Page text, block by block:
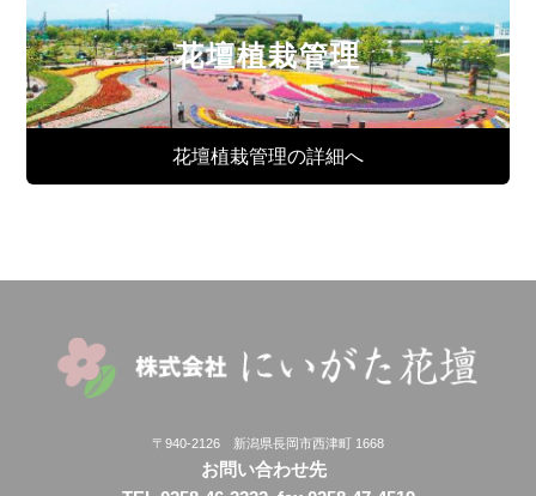
花壇植栽管理
花壇植栽管理の詳細へ
〒940-2126 新潟県長岡市西津町 1668
お問い合わせ先